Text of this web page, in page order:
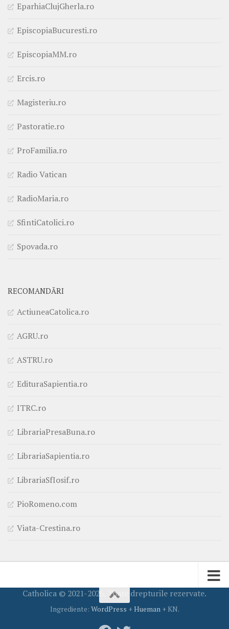
EparhiaClujGherla.ro
EpiscopiaBucuresti.ro
EpiscopiaMM.ro
Ercis.ro
Magisteriu.ro
Pastoratie.ro
ProFamilia.ro
Radio Vatican
RadioMaria.ro
SfintiCatolici.ro
Spovada.ro
RECOMANDĂRI
ActiuneaCatolica.ro
AGRU.ro
ASTRU.ro
EdituraSapientia.ro
ITRC.ro
LibrariaPresaBuna.ro
LibrariaSapientia.ro
LibrariaSfIosif.ro
PioRomeno.com
Viata-Crestina.ro
Catholica © 2021-2026. Toate drepturile rezervate.
Ingrediente: WordPress +Hueman+ KN.